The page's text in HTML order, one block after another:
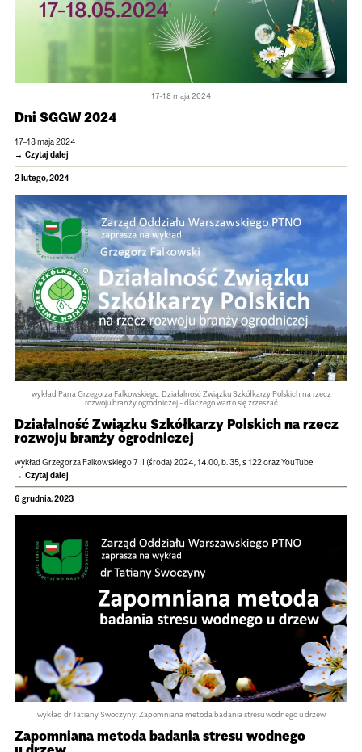
17-18 maja 2024
Dni SGGW 2024
17–18 maja 2024
Czytaj dalej
2 lutego, 2024
wykład Pana Grzegorza Falkowskiego: Działalność Związku Szkółkarzy Polskich na rzecz
rozwoju branży ogrodniczej - dlaczego warto się zrzeszać
Dzia­łal­ność Związku Szkół­ka­rzy Pol­skich na rzecz
roz­woju branży ogrod­ni­czej
wykład Grze­go­rza Fal­kow­skiego 7 II (środa) 2024, 14.00, b. 35, s 122 oraz YouTube
Czytaj dalej
6 grudnia, 2023
wykład dr Tatiany Swoczyny: Zapomniana metoda badania stresu wodnego u drzew
Zapo­mniana metoda bada­nia stresu wod­nego